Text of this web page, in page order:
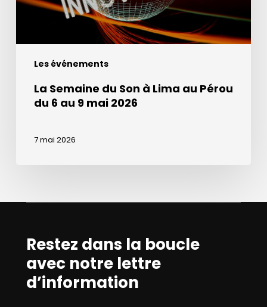
Les événements
2026La Semaine du Son à Lima au Pérou
du 6 au 9 mai 2026
7 mai 2026
Restez dans la boucle
avec notre lettre
d’information